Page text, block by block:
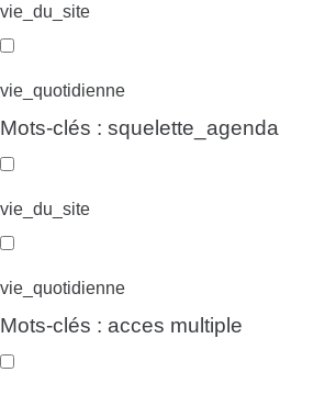
vie_du_site
vie_quotidienne
Mots-clés : squelette_agenda
vie_du_site
vie_quotidienne
Mots-clés : acces multiple